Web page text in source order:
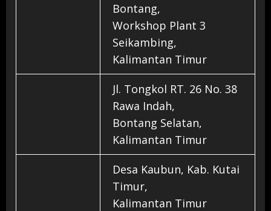
Bontang,
Workshop Plant 3
Seikambing,
Kalimantan Timur
Jl. Tongkol RT. 26 No. 38
Rawa Indah,
Bontang Selatan,
Kalimantan Timur
Desa Kaubun, Kab. Kutai
Timur,
Kalimantan Timur